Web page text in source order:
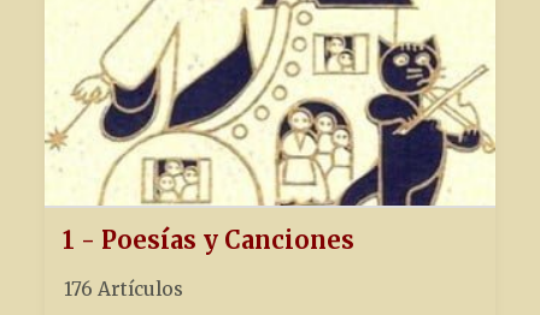
1 - Poesías y Canciones
176 Artículos